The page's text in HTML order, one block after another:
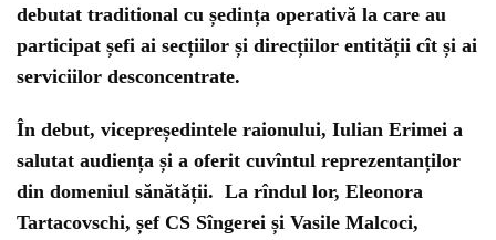
debutat traditional cu ședința operativă la care au
participat șefi ai secțiilor și direcțiilor entității cît și ai
serviciilor desconcentrate.
În debut, vicepreședintele raionului, Iulian Erimei a
salutat audiența și a oferit cuvîntul reprezentanților
din domeniul sănătății. La rîndul lor, Eleonora
Tartacovschi, șef CS Sîngerei și Vasile Malcoci,